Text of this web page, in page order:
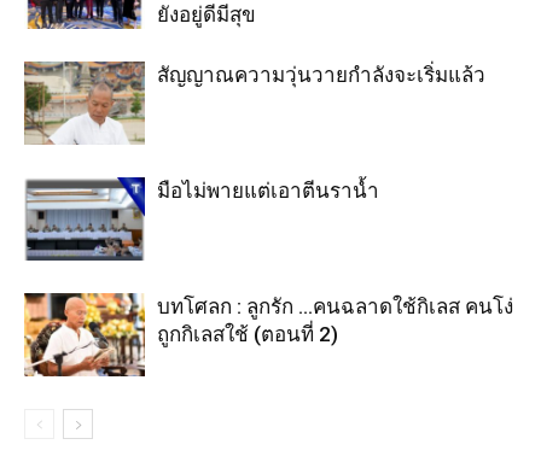
ยังอยู่ดีมีสุข
สัญญาณความวุ่นวายกำลังจะเริ่มแล้ว
มือไม่พายแต่เอาตีนราน้ำ
บทโศลก : ลูกรัก …คนฉลาดใช้กิเลส คนโง่
ถูกกิเลสใช้ (ตอนที่ 2)